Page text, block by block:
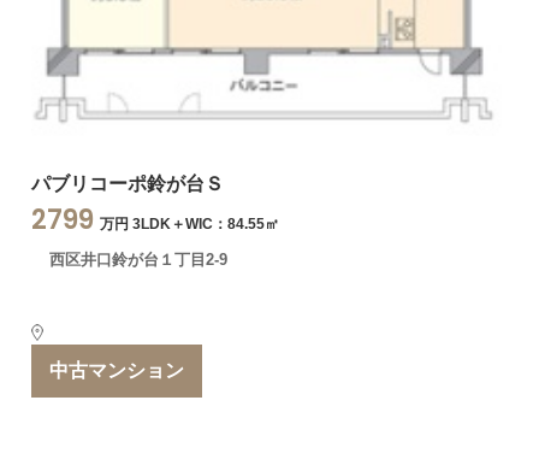
パブリコーポ鈴が台Ｓ
2799 万円 3LDK＋WIC：84.55㎡
西区井口鈴が台１丁目2-9
中古マンション